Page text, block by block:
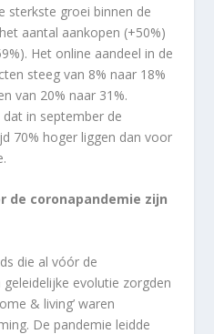
sterkste groei binnen de
aantal aankopen (+50%)
Het online aandeel in de
steeg van 8% naar 18%
van 20% naar 31%.
in september de
70% hoger liggen dan voor
de coronapandemie zijn
die al vóór de
evolutie zorgden
& living’ waren
De pandemie leidde